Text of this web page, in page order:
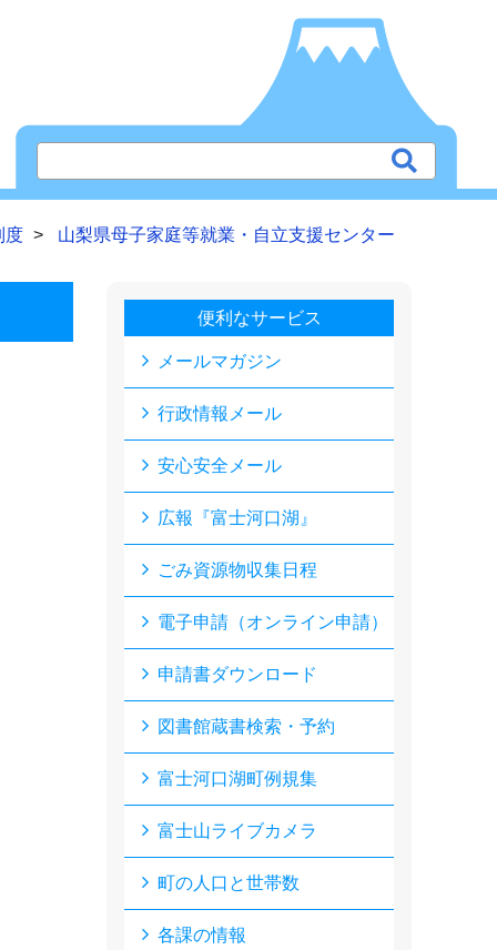
度 山梨県母子家庭等就業・自立支援センター
便利なサービス
メールマガジン
行政情報メール
安心安全メール
広報『富士河口湖』
ごみ資源物収集日程
電子申請（オンライン申請）
申請書ダウンロード
図書館蔵書検索・予約
富士河口湖町例規集
富士山ライブカメラ
町の人口と世帯数
各課の情報